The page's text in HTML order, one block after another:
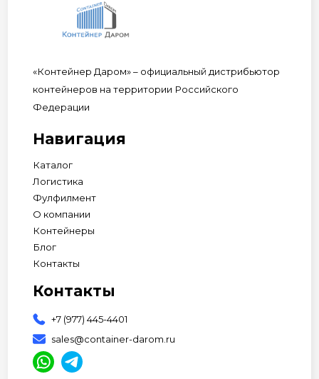
«Контейнер Даром» – официальный дистрибьютор
контейнеров на территории Российского
Федерации
Навигация
Каталог
Логистика
Фулфилмент
О компании
Контейнеры
Блог
Контакты
Контакты
+7 (977) 445-4401
sales@container-darom.ru